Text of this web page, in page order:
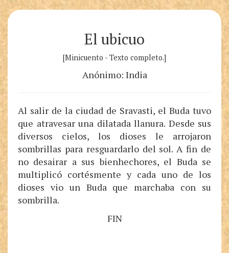
El ubicuo
[Minicuento - Texto completo.]
Anónimo: India
Al salir de la ciudad de Sravasti, el Buda tuvo
que atravesar una dilatada llanura. Desde sus
diversos cielos, los dioses le arrojaron
sombrillas para resguardarlo del sol. A fin de
no desairar a sus bienhechores, el Buda se
multiplicó cortésmente y cada uno de los
dioses vio un Buda que marchaba con su
sombrilla.
FIN